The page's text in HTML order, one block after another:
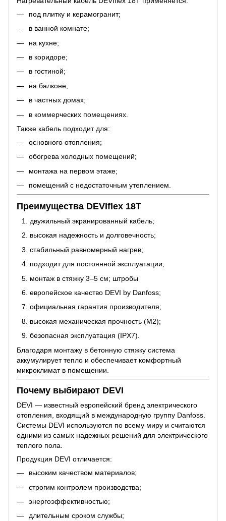
под плитку и керамогранит;
в ванной комнате;
на кухне;
в коридоре;
в гостиной;
на балконе;
в частных домах;
в коммерческих помещениях.
Также кабель подходит для:
основного отопления;
обогрева холодных помещений;
монтажа на первом этаже;
помещений с недостаточным утеплением.
Преимущества DEVIflex 18T
двужильный экранированный кабель;
высокая надежность и долговечность;
стабильный равномерный нагрев;
подходит для постоянной эксплуатации;
монтаж в стяжку 3–5 см; штробы
европейское качество DEVI by Danfoss;
официальная гарантия производителя;
высокая механическая прочность (M2);
безопасная эксплуатация (IPX7).
Благодаря монтажу в бетонную стяжку система
аккумулирует тепло и обеспечивает комфортный
микроклимат в помещении.
Почему выбирают DEVI
DEVI — известный европейский бренд электрического
отопления, входящий в международную группу Danfoss.
Системы DEVI используются по всему миру и считаются
одними из самых надежных решений для электрического
теплого пола.
Продукция DEVI отличается:
высоким качеством материалов;
строгим контролем производства;
энергоэффективностью;
длительным сроком службы;